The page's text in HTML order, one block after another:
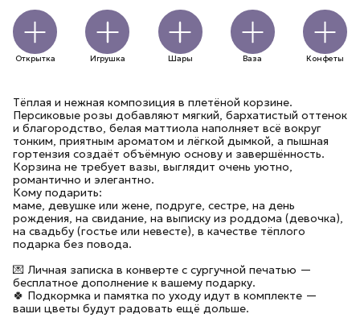
Открытка Игрушка Шары Ваза Конфеты
Тёплая и нежная композиция в плетёной корзине.
Персиковые розы добавляют мягкий, бархатистый оттенок
и благородство, белая маттиола наполняет всё вокруг
тонким, приятным ароматом и лёгкой дымкой, а пышная
гортензия создаёт объёмную основу и завершённость.
Корзина не требует вазы, выглядит очень уютно,
романтично и элегантно.
Кому подарить:
маме, девушке или жене, подруге, сестре, на день
рождения, на свидание, на выписку из роддома (девочка),
на свадьбу (гостье или невесте), в качестве тёплого
подарка без повода.
💌 Личная записка в конверте с сургучной печатью —
бесплатное дополнение к вашему подарку.
🍀 Подкормка и памятка по уходу идут в комплекте —
ваши цветы будут радовать ещё дольше.